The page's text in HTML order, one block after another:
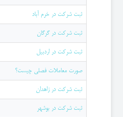
ثبت شرکت در خرم آباد
ثبت شرکت در گرگان
ثبت شرکت در اردبیل
صورت معاملات فصلی چیست؟
ثبت شرکت در زاهدان
ثبت شرکت در بوشهر